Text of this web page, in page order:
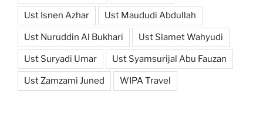
Ust Isnen Azhar Ust Maududi Abdullah
Ust Nuruddin Al Bukhari Ust Slamet Wahyudi
Ust Suryadi Umar Ust Syamsurijal Abu Fauzan
Ust Zamzami Juned WIPA Travel